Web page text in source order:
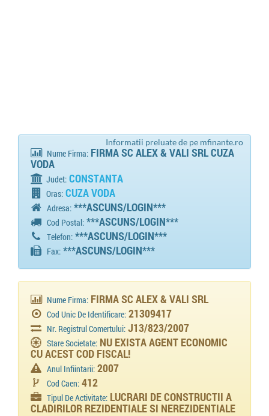
Informatii preluate de pe mfinante.ro
Nume Firma: FIRMA SC ALEX & VALI SRL CUZA
VODA
Judet: CONSTANTA
Oras: CUZA VODA
Adresa: ***ASCUNS/LOGIN***
Cod Postal: ***ASCUNS/LOGIN***
Telefon: ***ASCUNS/LOGIN***
Fax: ***ASCUNS/LOGIN***
Nume Firma: FIRMA SC ALEX & VALI SRL
Cod Unic De Identificare: 21309417
Nr. Registrul Comertului: J13/823/2007
Stare Societate: NU EXISTA AGENT ECONOMIC
CU ACEST COD FISCAL!
Anul Infiintarii: 2007
Cod Caen: 412
Tipul De Activitate: LUCRARI DE CONSTRUCTII A
CLADIRILOR REZIDENTIALE SI NEREZIDENTIALE